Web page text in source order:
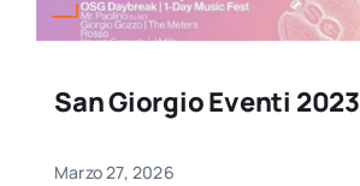
San Giorgio Eventi 2023
Marzo 27, 2026